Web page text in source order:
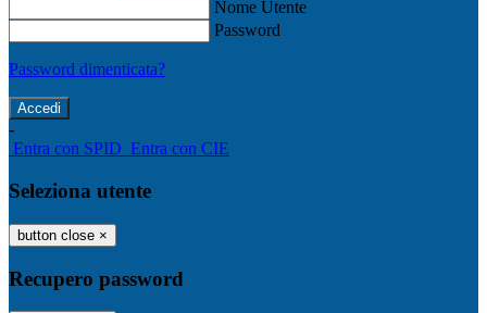
Nome Utente
Password
Password dimenticata?
-
Entra con SPID Entra con CIE
Seleziona utente
button close ×
Recupero password